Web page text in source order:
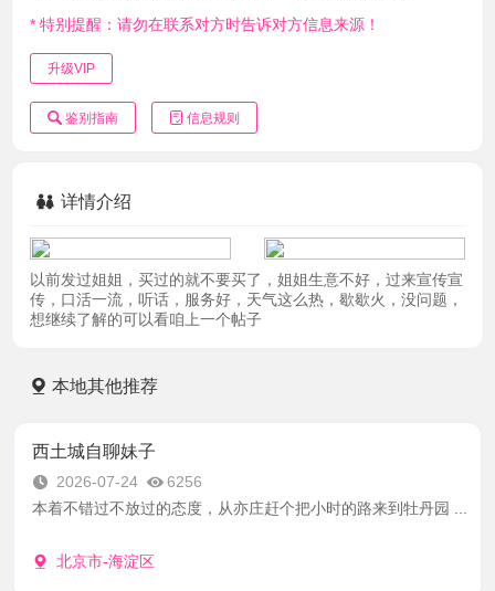
* 特别提醒：请勿在联系对方时告诉对方信息来源！
升级VIP
鉴别指南 信息规则
详情介绍
以前发过姐姐，买过的就不要买了，姐姐生意不好，过来宣传宣
传，口活一流，听话，服务好，天气这么热，歇歇火，没问题，
想继续了解的可以看咱上一个帖子
本地其他推荐
西土城自聊妹子
2026-07-24
6256
本着不错过不放过的态度，从亦庄赶个把小时的路来到牡丹园 ...
北京市-海淀区